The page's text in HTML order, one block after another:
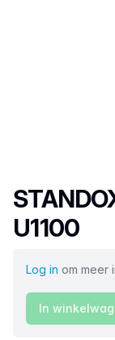
U1100
Log in om meer
In